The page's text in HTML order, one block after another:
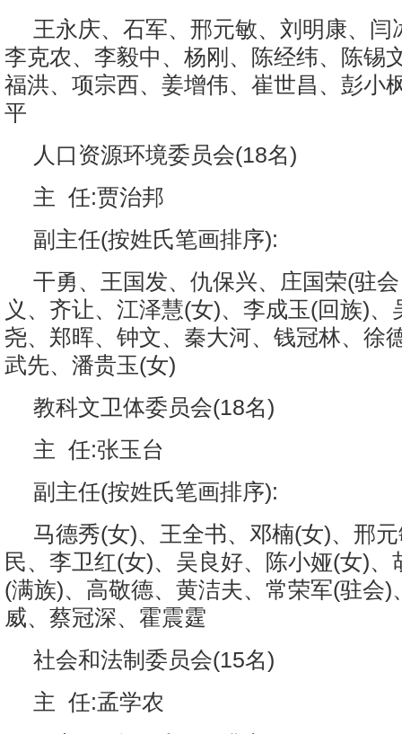
王永庆、石军、邢元敏、刘明康、闫
李克农、李毅中、杨刚、陈经纬、陈锡
福洪、项宗西、姜增伟、崔世昌、彭小
平
人口资源环境委员会(18名)
主 任:贾治邦
副主任(按姓氏笔画排序):
干勇、王国发、仇保兴、庄国荣(驻
义、齐让、江泽慧(女)、李成玉(回族)、
尧、郑晖、钟文、秦大河、钱冠林、徐
武先、潘贵玉(女)
教科文卫体委员会(18名)
主 任:张玉台
副主任(按姓氏笔画排序):
马德秀(女)、王全书、邓楠(女)、邢
民、李卫红(女)、吴良好、陈小娅(女)、
(满族)、高敬德、黄洁夫、常荣军(驻会)
威、蔡冠深、霍震霆
社会和法制委员会(15名)
主 任:孟学农